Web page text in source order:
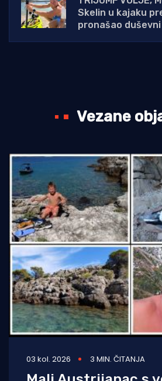
Skelin u kajaku
pronašao
Vezane
03 kol. 2026 3 MIN. ČITANJA